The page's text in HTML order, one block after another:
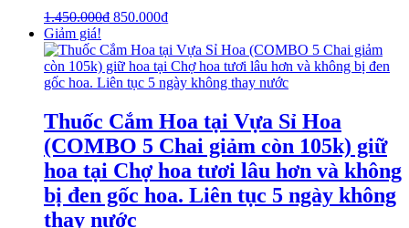
1.450.000₫ 850.000₫
Giảm giá!
Thuốc Cắm Hoa tại Vựa Sỉ Hoa
(COMBO 5 Chai giảm còn 105k) giữ
hoa tại Chợ hoa tươi lâu hơn và không
bị đen gốc hoa. Liên tục 5 ngày không
thay nước